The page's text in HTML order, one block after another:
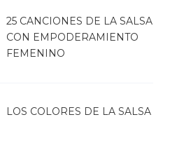
25 CANCIONES DE LA SALSA
CON EMPODERAMIENTO
FEMENINO
LOS COLORES DE LA SALSA